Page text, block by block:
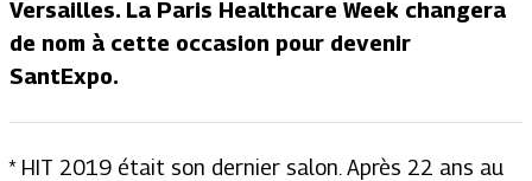
Versailles. La Paris Healthcare Week changera
de nom à cette occasion pour devenir
SantExpo.
* HIT 2019 était son dernier salon. Après 22 ans au